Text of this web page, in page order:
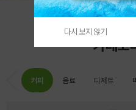
카테고
커피 음료 디저트
다시 보지 않기